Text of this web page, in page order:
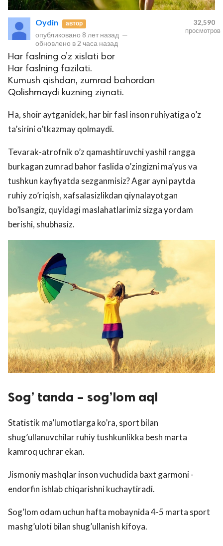
Oydin автор
опубликовано 8 лет назад —
обновлено в 2 часа назад
32,590
просмотров
Har faslning o’z xislati bor
Har faslning fazilati.
Kumush qishdan, zumrad bahordan
Qolishmaydi kuzning ziynati.
Ha, shoir aytganidek, har bir fasl inson ruhiyatiga o’z
ta’sirini o’tkazmay qolmaydi.
Tevarak-atrofnik o’z qamashtiruvchi yashil rangga
burkagan zumrad bahor faslida o’zingizni ma’yus va
tushkun kayfiyatda sezganmisiz? Agar ayni paytda
ruhiy zo’riqish, xafsalasizlikdan qiynalayotgan
bo’lsangiz, quyidagi maslahatlarimiz sizga yordam
berishi, shubhasiz.
Sog’ tanda – sog’lom aql
Statistik ma’lumotlarga ko’ra, sport bilan
shug’ullanuvchilar ruhiy tushkunlikka besh marta
kamroq uchrar ekan.
Jismoniy mashqlar inson vuchudida baxt garmoni -
endorfin ishlab chiqarishni kuchaytiradi.
Sog’lom odam uchun hafta mobaynida 4-5 marta sport
mashg’uloti bilan shug’ullanish kifoya.